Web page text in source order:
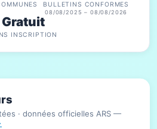
BULLETINS CONFORMES
08/08/2025 – 08/08/2026
Gratuit
INSCRIPTION
· données officielles ARS —